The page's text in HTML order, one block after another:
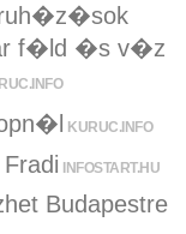
f�ld �s v�z
KURUC.INFO
INFOSTART.HU
Budapestre